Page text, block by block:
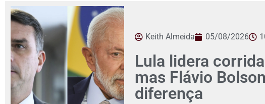
Keith Almeida 05/08/2026
Lula lidera
mas Flávio
diferença